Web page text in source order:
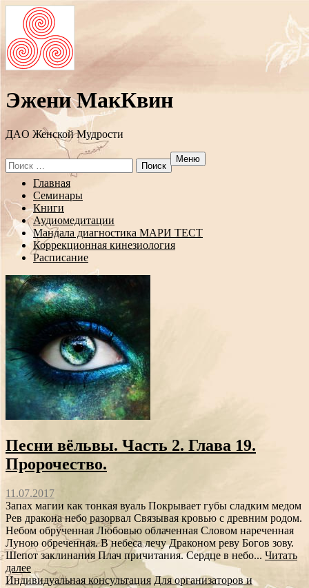
Эжени МакКвин
ДAO Женской Мудрости
Search
for:
Меню
Перейти
содержанию
Главная
Семинары
Книги
Аудиомедитации
Мандала диагностика МАРИ ТЕСТ
Коррекционная кинезиология
Расписание
Песни вёльвы. Часть 2. Глава 19.
Пророчество.
11.07.2017
Запах магии как тонкая вуаль Покрывает губы сладким медом
Рев дракона небо разорвал Связывая кровью с древним родом.
Небом обрученная Любовью облаченная Словом нареченная
Луною обреченная. В небеса лечу Драконом реву Богов зову.
Шепот заклинания Плач причитания. Сердце в небо... Читать
далее
Индивидуальная консультация Для организаторов и